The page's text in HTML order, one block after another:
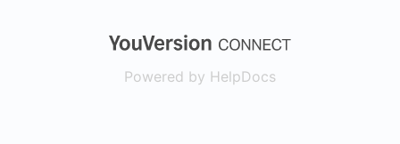
(opens in a
Powered by HelpDocs